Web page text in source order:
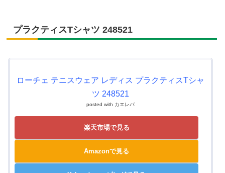
プラクティスTシャツ 248521
ローチェ テニスウェア レディス プラクティスTシャ
ツ 248521
posted with カエレバ
楽天市場で見る
Amazonで見る